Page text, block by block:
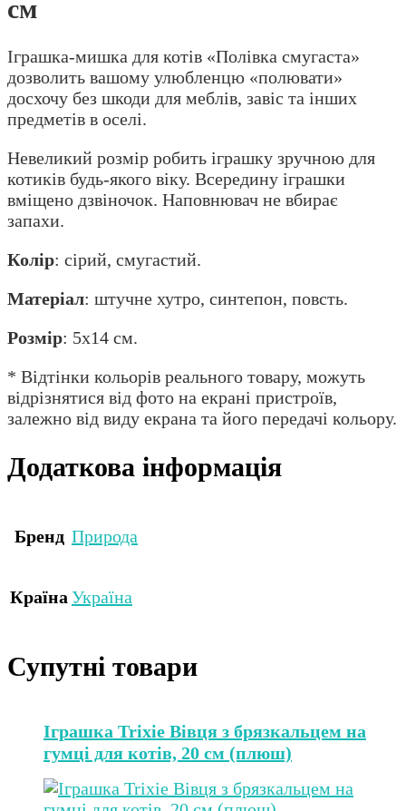
см
Іграшка-мишка для котів «Полівка смугаста»
дозволить вашому улюбленцю «полювати»
досхочу без шкоди для меблів, завіс та інших
предметів в оселі.
Невеликий розмір робить іграшку зручною для
котиків будь-якого віку. Всередину іграшки
вміщено дзвіночок. Наповнювач не вбирає
запахи.
Колір: сірий, смугастий.
Матеріал: штучне хутро, синтепон, повсть.
Розмір: 5х14 см.
* Відтінки кольорів реального товару, можуть
відрізнятися від фото на екрані пристроїв,
залежно від виду екрана та його передачі кольору.
Додаткова інформація
Бренд Природа
Країна Україна
Супутні товари
Іграшка Trixie Вівця з брязкальцем на
гумці для котів, 20 см (плюш)